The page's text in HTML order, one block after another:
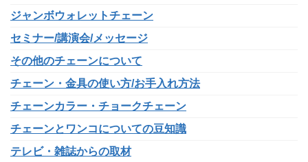
ジャンボウォレットチェーン
セミナー/講演会/メッセージ
その他のチェーンについて
チェーン・金具の使い方/お手入れ方法
チェーンカラー・チョークチェーン
チェーンとワンコについての豆知識
テレビ・雑誌からの取材